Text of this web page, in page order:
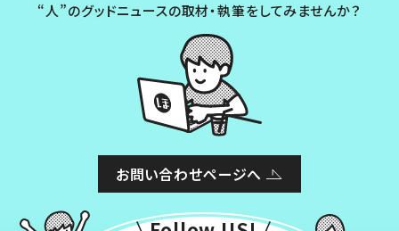
“人”のグッドニュースの取材・執筆をしてみませんか？
お問い合わせページへ